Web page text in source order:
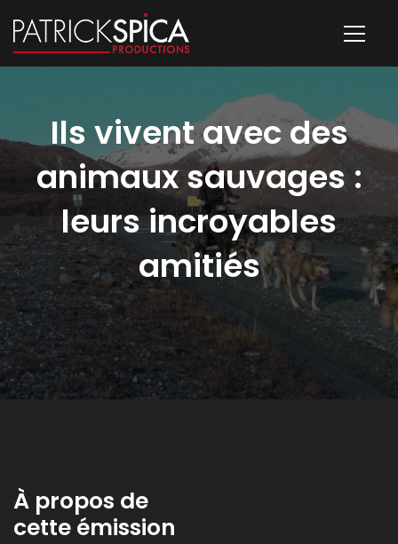
Ils vivent avec des
animaux sauvages :
leurs incroyables
amitiés
À propos de
cette émission